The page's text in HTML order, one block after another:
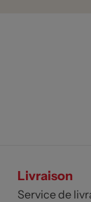
Livraison
Service de